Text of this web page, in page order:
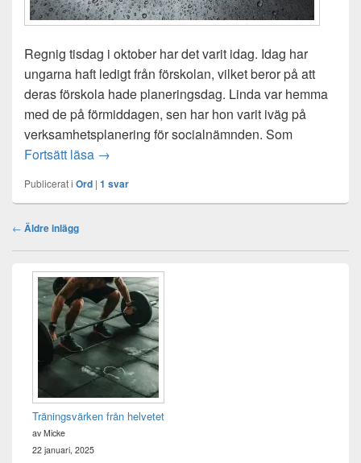
Regnig tisdag i oktober har det varit idag. Idag har
ungarna haft ledigt från förskolan, vilket beror på att
deras förskola hade planeringsdag. Linda var hemma
med de på förmiddagen, sen har hon varit iväg på
verksamhetsplanering för socialnämnden. Som
Fortsätt läsa Regnig tisdag i oktober
→
Publicerat i Ord | 1 svar
Inläggsnavigering
← Äldre inlägg
Primära
sidofältet
Widget
område
Träningsvärken från helvetet
av Micke
22 januari, 2025